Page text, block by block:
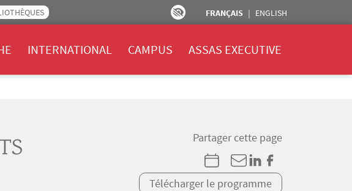
FRANÇAIS ENGLISH
INTERNATIONAL CAMPUS ASSAS EXECUTIVE
Partager cette page
Télécharger le programme